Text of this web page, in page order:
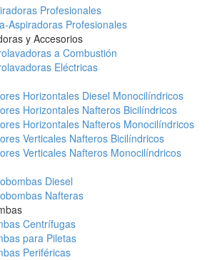
Profesionales
Aspiradoras Profesionales
y Accesorios
a Combustión
Eléctricas
Horizontales Diesel Monocilíndricos
Horizontales Nafteros Bicilíndricos
Horizontales Nafteros Monocilíndricos
Verticales Nafteros Bicilíndricos
Verticales Nafteros Monocilíndricos
Diesel
Nafteras
Centrífugas
para Piletas
Periféricas